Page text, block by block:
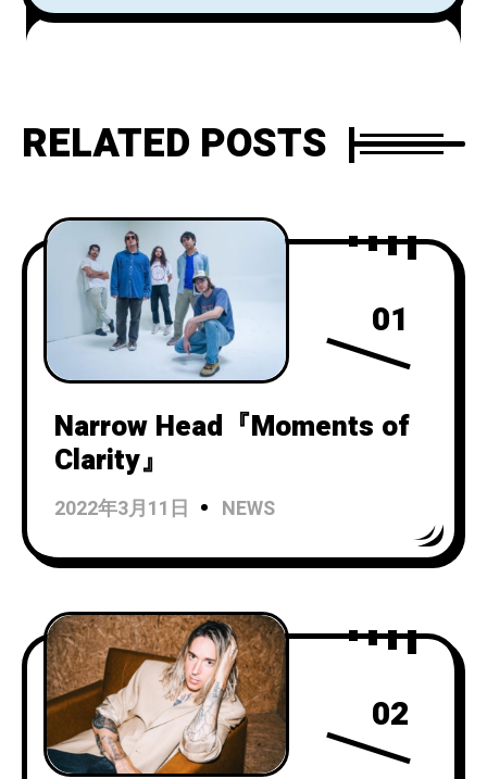
Whatever The Weatherを始動し
RELATED POSTS
01
Narrow Head『Moments of
Clarity』
2022年3月11日 NEWS
02